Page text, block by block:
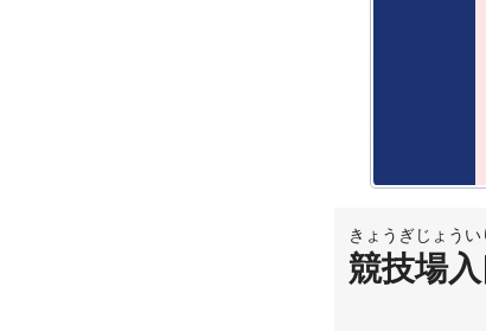
きょうぎじょうい
競技場